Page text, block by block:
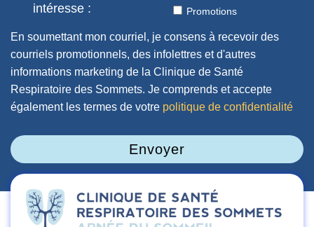
intéresse :
Promotions
En soumettant mon courriel, je consens à recevoir des
courriels promotionnels, des infolettres et d'autres
informations marketing de la Clinique de Santé
Respiratoire des Sommets. Je comprends et accepte
également les termes de votre politique de confidentialité
Envoyer